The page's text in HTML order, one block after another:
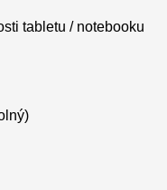
tabletu / notebooku